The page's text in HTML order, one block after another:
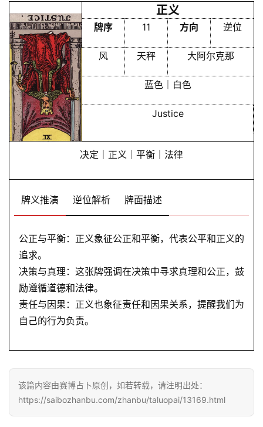
正义
牌序 11 方向 逆位
风 天秤 大阿尔克那
蓝色｜白色
Justice
决定｜正义｜平衡｜法律
牌义推演 逆位解析 牌面描述
公正与平衡：正义象征公正和平衡，代表公平和正义的
追求。
决策与真理：这张牌强调在决策中寻求真理和公正，鼓
励遵循道德和法律。
责任与因果：正义也象征责任和因果关系，提醒我们为
自己的行为负责。
该篇内容由赛博占卜原创，如若转载，请注明出处：
https://saibozhanbu.com/zhanbu/taluopai/13169.html